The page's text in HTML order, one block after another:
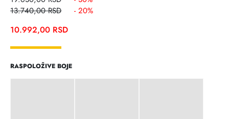
13.740,00RSD - 20%
10.992,00 RSD
RASPOLOŽIVE BOJE